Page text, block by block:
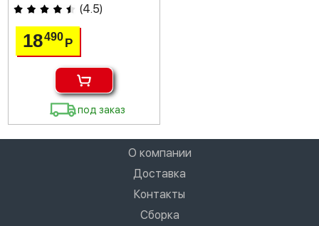
(4.5)
18490Р
под заказ
О компании
Доставка
Контакты
Сборка